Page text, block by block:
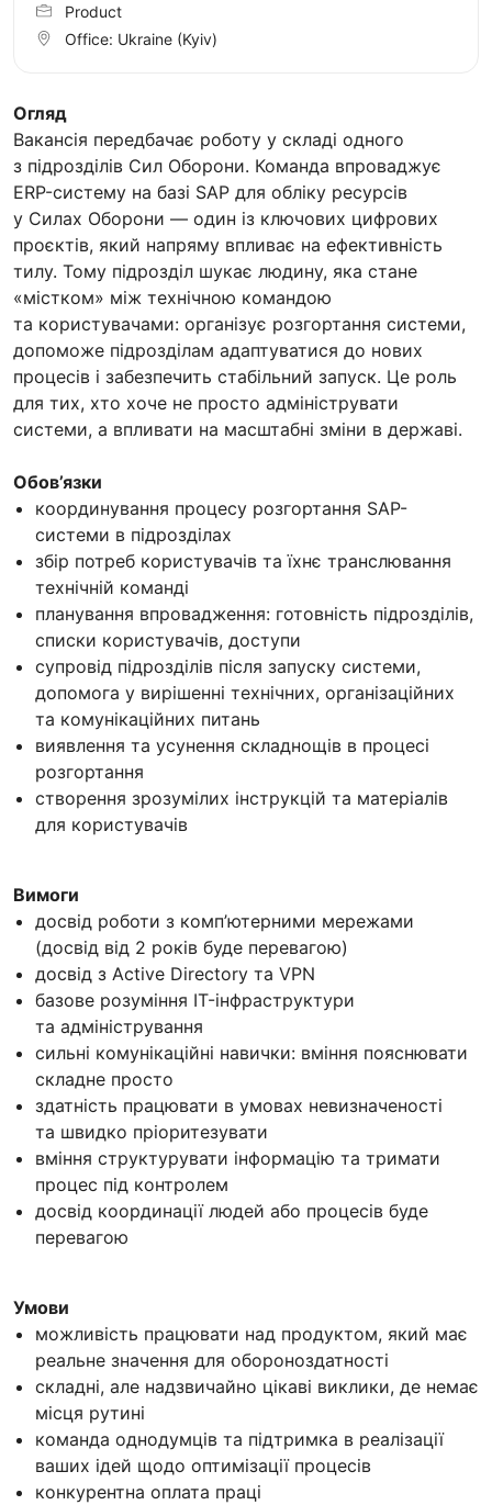
Огляд
Вакансія передбачає роботу у складі одного
з підрозділів Сил Оборони. Команда впроваджує
ERP-систему на базі SAP для обліку ресурсів
у Силах Оборони — один із ключових цифрових
проєктів, який напряму впливає на ефективність
тилу. Тому підрозділ шукає людину, яка стане
«містком» між технічною командою
та користувачами: організує розгортання системи,
допоможе підрозділам адаптуватися до нових
процесів і забезпечить стабільний запуск. Це роль
для тих, хто хоче не просто адмініструвати
системи, а впливати на масштабні зміни в державі.
Обов’язки
координування процесу розгортання SAP-
системи в підрозділах
збір потреб користувачів та їхнє транслювання
технічній команді
планування впровадження: готовність підрозділів,
списки користувачів, доступи
супровід підрозділів після запуску системи,
допомога у вирішенні технічних, організаційних
та комунікаційних питань
виявлення та усунення складнощів в процесі
розгортання
створення зрозумілих інструкцій та матеріалів
для користувачів
Вимоги
досвід роботи з комп’ютерними мережами
(досвід від 2 років буде перевагою)
досвід з Active Directory та VPN
базове розуміння IT-інфраструктури
та адміністрування
сильні комунікаційні навички: вміння пояснювати
складне просто
здатність працювати в умовах невизначеності
та швидко пріоритезувати
вміння структурувати інформацію та тримати
процес під контролем
досвід координації людей або процесів буде
перевагою
Умови
можливість працювати над продуктом, який має
реальне значення для обороноздатності
складні, але надзвичайно цікаві виклики, де немає
місця рутині
⁠команда однодумців та підтримка в реалізації
ваших ідей щодо оптимізації процесів
⁠конкурентна оплата праці
Product
Office: Ukraine (Kyiv)